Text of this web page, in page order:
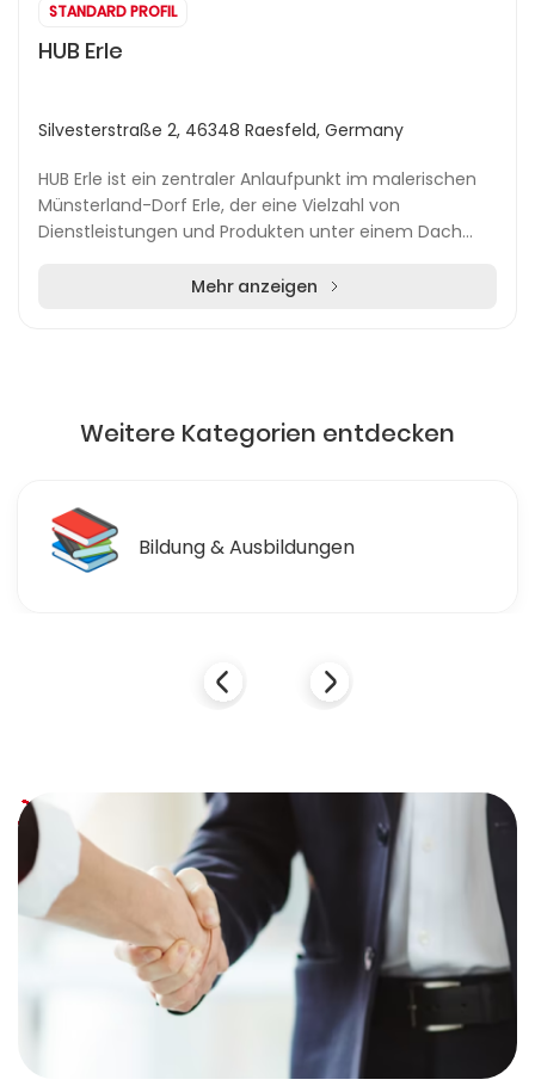
STANDARD PROFIL
HUB Erle
Silvesterstraße 2, 46348 Raesfeld, Germany
HUB Erle ist ein zentraler Anlaufpunkt im malerischen
Münsterland-Dorf Erle, der eine Vielzahl von
Dienstleistungen und Produkten unter einem Dach
Mehr anzeigen
Weitere Kategorien entdecken
📚 Bildung & Ausbildungen